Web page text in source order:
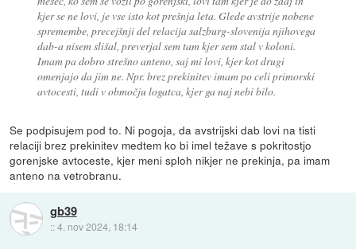
kjer se ne lovi, je vse isto kot prešnja leta. Glede avstrije nobene
spremembe, precejšnji del relacija salzburg-slovenija njihovega
dab-a nisem slišal, preverjal sem tam kjer sem stal v koloni.
Imam pa dobro strešno anteno, saj mi lovi, kjer kot drugi
omenjajo da jim ne. Npr. brez prekinitev imam po celi primorski
avtocesti, tudi v območju logatca, kjer ga naj nebi bilo.
Se podpisujem pod to. Ni pogoja, da avstrijski dab lovi na tisti
relaciji brez prekinitev medtem ko bi imel težave s pokritostjo
gorenjske avtoceste, kjer meni sploh nikjer ne prekinja, pa imam
anteno na vetrobranu.
gb39
::4. nov 2024, 18:14